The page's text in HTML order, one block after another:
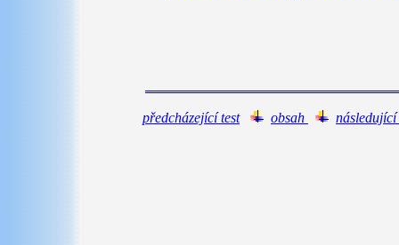
předcházející test obsah